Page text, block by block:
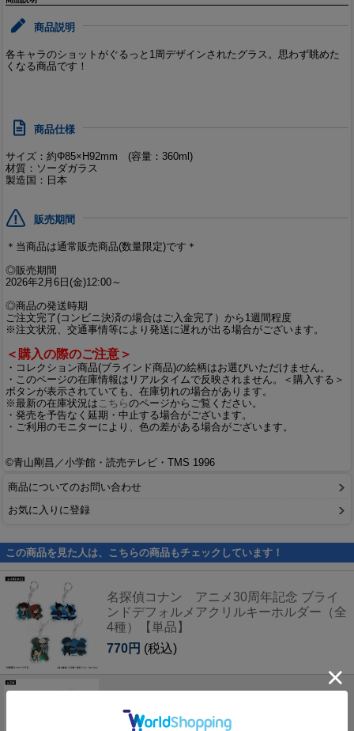
商品説明
各キャラのショットがぐるっと1周デザインされたグラス。思わず眺めた
くなる商品です！
商品仕様
サイズ：約Φ85×H92mm (容量：360ml)
材質：ソーダガラス
製造国：日本
販売期間
＊当商品は通常販売商品(数量限定)です＊
◎販売期間
2026年2月6日(金)12:00～
◎商品の発送時期
ご注文完了(コンビニ決済の場合はご入金完了）から1週間程度
※注文状況、交通事情等により発送に遅れが出る場合がございます。
＜購入の際のご注意＞
・コレクション商品(ブラインド商品)の絵柄はお選びいただけません。
・このページの在庫情報はリアルタイムで反映されません。＜購入する＞
ボタンが表示されていても、在庫切れの場合があります。
※最新の在庫状況は こちらのページからご覧ください。
・発売を予告なく延期・中止する場合がございます。
・ご利用のモニターにより、色の差がある場合がございます。
©青山剛昌／小学館・読売テレビ・TMS 1996
商品についてのお問い合わせ
お気に入りに登録
この商品を見た人は、こちらの商品もチェックしています！
名探偵コナン アニメ30周年記念 ブライ
ンドデフォルメアクリルキーホルダー（全
4種）【単品】
770円 (税込)
名探偵コナン アニメ30周年記念 カセッ
トケース入りメモ（2種）